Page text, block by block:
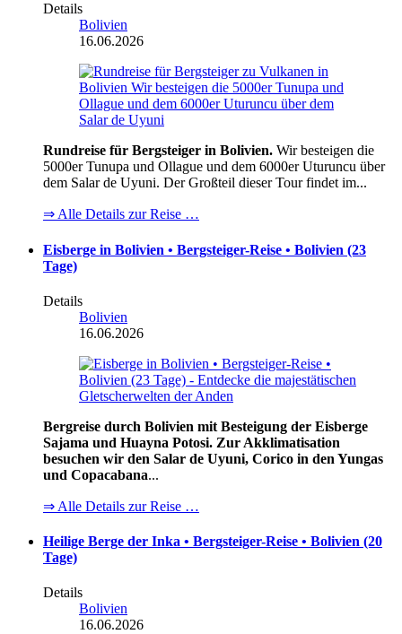
Details
Bolivien
16.06.2026
Rundreise für Bergsteiger in Bolivien. Wir besteigen die
5000er Tunupa und Ollague und dem 6000er Uturuncu über
dem Salar de Uyuni. Der Großteil dieser Tour findet im...
⇒ Alle Details zur Reise …
Eisberge in Bolivien • Bergsteiger-Reise • Bolivien (23
Tage)
Details
Bolivien
16.06.2026
Bergreise durch Bolivien mit Besteigung der Eisberge
Sajama und Huayna Potosi. Zur Akklimatisation
besuchen wir den Salar de Uyuni, Corico in den Yungas
und Copacabana...
⇒ Alle Details zur Reise …
Heilige Berge der Inka • Bergsteiger-Reise • Bolivien (20
Tage)
Details
Bolivien
16.06.2026